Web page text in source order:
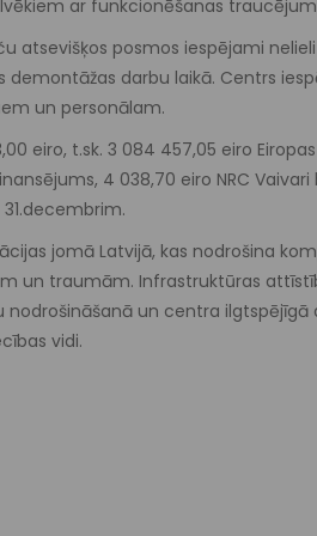
ar funkcionēšanas
atsevišķos posmos iespējami
darbu laikā. Centrs
un personālam.
eiro, t.sk. 3 084 457,05 eiro
4 038,70 eiro NRC Vaivari
jomā Latvijā, kas nodrošina
un traumām. Infrastruktūras
un centra
vidi.